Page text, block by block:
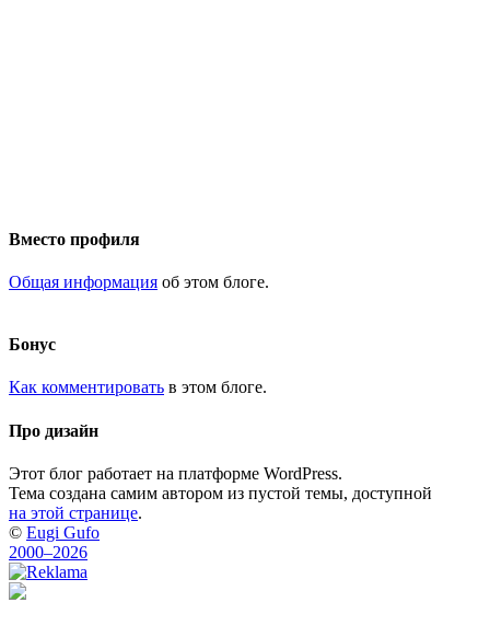
Вместо профиля
Общая информация об этом блоге.
Бонус
Как комментировать в этом блоге.
Про дизайн
Этот блог работает на платформе WordPress.
Тема создана самим автором из пустой темы, доступной
на этой странице.
© Eugi Gufo
2000–2026